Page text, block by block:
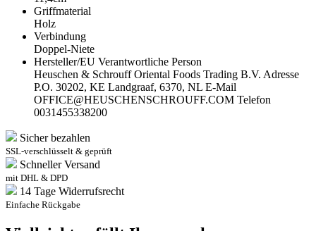
Griffmaterial
Holz
Verbindung
Doppel-Niete
Hersteller/EU Verantwortliche Person
Heuschen & Schrouff Oriental Foods Trading B.V. Adresse
P.O. 30202, KE Landgraaf, 6370, NL E-Mail
OFFICE@HEUSCHENSCHROUFF.COM Telefon
0031455338200
Sicher bezahlen
SSL-verschlüsselt & geprüft
Schneller Versand
mit DHL & DPD
14 Tage Widerrufsrecht
Einfache Rückgabe